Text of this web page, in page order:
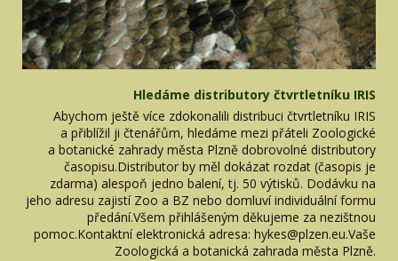
Hledáme distributory čtvrtletníku IRIS
Abychom ještě více zdokonalili distribuci čtvrtletníku IRIS
a přiblížil ji čtenářům, hledáme mezi přáteli Zoologické
a botanické zahrady města Plzně dobrovolné distributory
časopisu.Distributor by měl dokázat rozdat (časopis je
zdarma) alespoň jedno balení, tj. 50 výtisků. Dodávku na
jeho adresu zajistí Zoo a BZ nebo domluví individuální formu
předání.Všem přihlášeným děkujeme za nezištnou
pomoc.Kontaktní elektronická adresa: hykes@plzen.eu.Vaše
Zoologická a botanická zahrada města Plzně.